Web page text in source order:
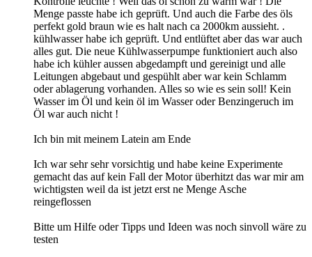
Menge passte habe ich geprüft. Und auch die Farbe des öls
perfekt gold braun wie es halt nach ca 2000km aussieht. .
kühlwasser habe ich geprüft. Und entlüftet aber das war auch
alles gut. Die neue Kühlwasserpumpe funktioniert auch also
habe ich kühler aussen abgedampft und gereinigt und alle
Leitungen abgebaut und gespühlt aber war kein Schlamm
oder ablagerung vorhanden. Alles so wie es sein soll! Kein
Wasser im Öl und kein öl im Wasser oder Benzingeruch im
Öl war auch nicht !
Ich bin mit meinem Latein am Ende
​​​​​​Ich war sehr sehr vorsichtig und habe keine Experimente
gemacht das auf kein Fall der Motor überhitzt das war mir am
wichtigsten weil da ist jetzt erst ne Menge Asche
reingeflossen
Bitte um Hilfe oder Tipps und Ideen was noch sinvoll wäre zu
testen